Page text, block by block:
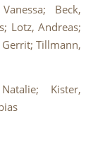
Beck,
Lotz, Andreas;
Tillmann,
Kister,